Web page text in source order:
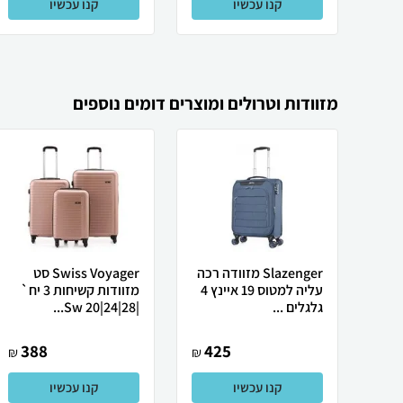
קנו עכשיו קנו עכשיו
מזוודות וטרולים ומוצרים דומים נוספים
Slazenger מזוודה רכה
עליה למטוס 19 איינץ 4
גלגלים ...
425
₪
קנו עכשיו
Swiss Voyager סט
מזוודות קשיחות 3 יח`
|28|24|20 Sw...
388
₪
קנו עכשיו